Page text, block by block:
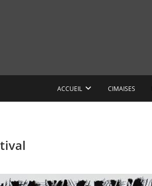
ACCUEIL CIMAISES